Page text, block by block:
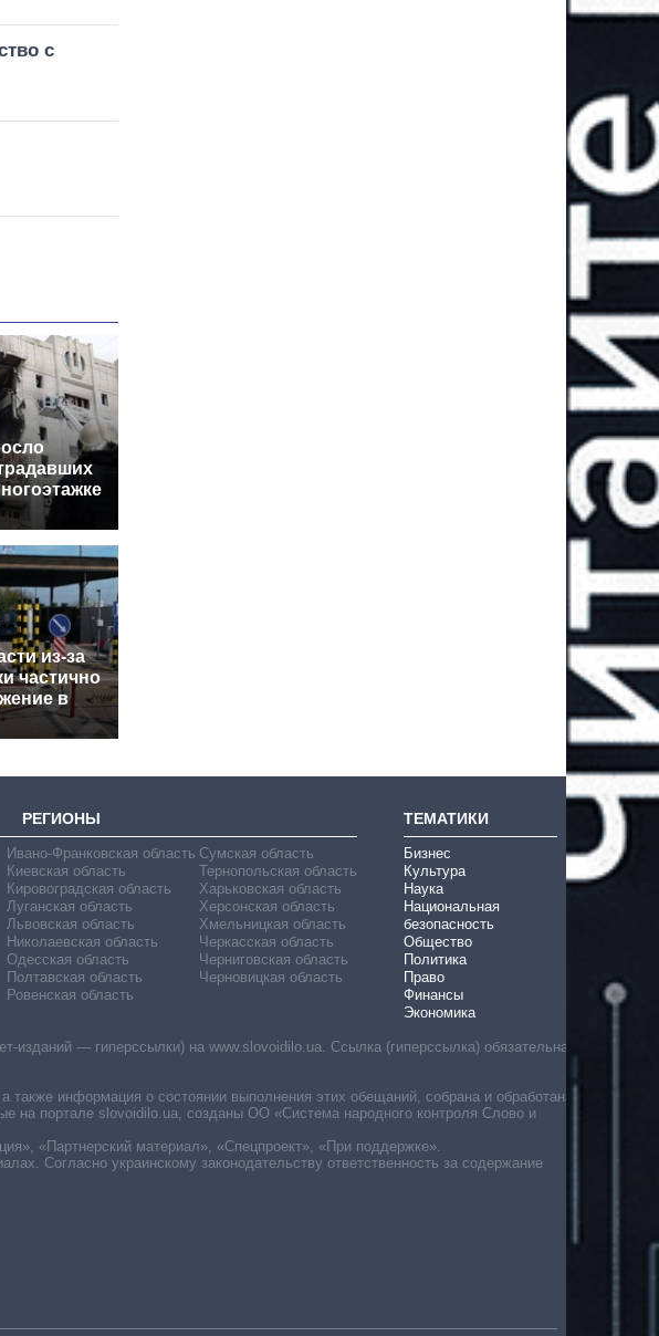
с
из-за
частично
в
РЕГИОНЫ
Ивано-Франковская область
Киевская область
Кировоградская область
Луганская область
Львовская область
Николаевская область
Одесская область
Полтавская область
Ровенская область
Сумская область
Тернопольская область
Харьковская область
Херсонская область
Хмельницкая область
Черкасская область
Черниговская область
Черновицкая область
ТЕМАТИКИ
Бизнес
Культура
Наука
Национальная
безопасность
Общество
Политика
Право
Финансы
Экономика
— гиперссылки) на www.slovoidilo.ua. Ссылка (гиперссылка) обязательна
информация о состоянии выполнения этих обещаний, собрана и обработана
портале slovoidilo.ua, созданы ОО «Система народного контроля Слово и
«Партнерский материал», «Спецпроект», «При поддержке».
Согласно украинскому законодательству ответственность за содержание